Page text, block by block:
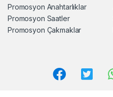
Promosyon Anahtarlıklar
Promosyon Saatler
Promosyon Çakmaklar